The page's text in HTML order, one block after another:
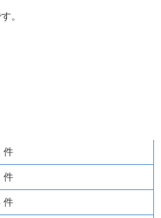
。
件
件
件